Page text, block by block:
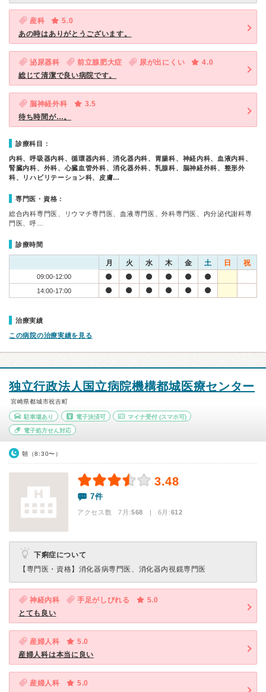
産科
5.0
あの時はありがとうございます。
泌尿器科 前立腺肥大症 尿が出にくい
4.0
総じて清潔で良い病院です。
脳神経外科
3.5
待ち時間が…。
診療科目：
内科、呼吸器内科、循環器内科、消化器内科、胃腸科、神経内科、血液内科、
腎臓内科、外科、心臓血管外科、消化器外科、乳腺科、脳神経外科、整形外
科、リハビリテーション科、皮膚…
専門医・資格：
総合内科専門医、リウマチ専門医、血液専門医、外科専門医、内分泌代謝科専
門医、呼…
診療時間
月 火 水 木 金 土 日 祝
09:00-12:00
14:00-17:00
治療実績
この病院の治療実績を見る
独立行政法人国立病院機構都城医療センター
宮崎県都城市祝吉町
駐車場あり 電子決済可 マイナ受付 (スマホ可)
電子処方せん対応
朝（8:30〜）
3.48
7件
アクセス数 7月:568 | 6月:612
下痢症について
【専門医・資格】 消化器病専門医、消化器内視鏡専門医
神経内科 手足がしびれる
5.0
とても良い
産婦人科
5.0
産婦人科は本当に良い
産婦人科 5.0